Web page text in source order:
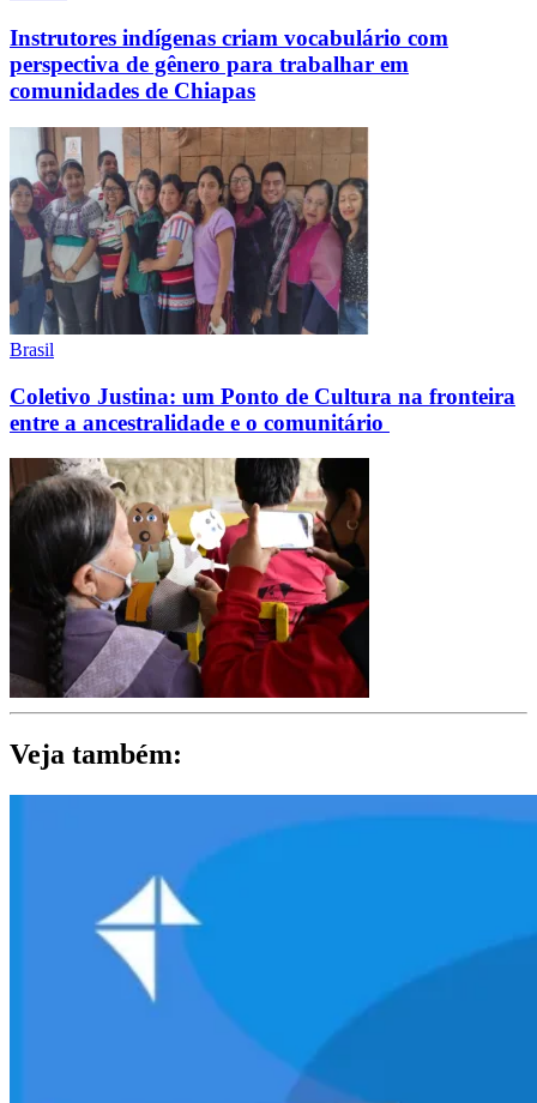
Instrutores indígenas criam vocabulário com
perspectiva de gênero para trabalhar em
comunidades de Chiapas
Brasil
Coletivo Justina: um Ponto de Cultura na fronteira
entre a ancestralidade e o comunitário
Veja também: